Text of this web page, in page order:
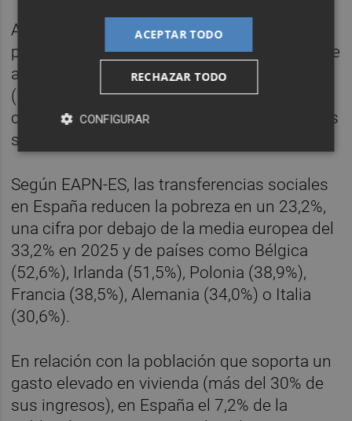
Asimismo, los hogares con hijos a cargo
presentan una mayor exposición (22,1%) que
aquellos formados por personas adultas
(19,8%). En el caso de España, casi tres de
cada diez personas en hogares con menores
se encuentran en esta situación.
Según EAPN-ES, las transferencias sociales
en España reducen la pobreza en un 23,2%,
una cifra por debajo de la media europea del
33,2% en 2025 y de países como Bélgica
(52,6%), Irlanda (51,5%), Polonia (38,9%),
Francia (38,5%), Alemania (34,0%) o Italia
(30,6%).
En relación con la población que soporta un
gasto elevado en vivienda (más del 30% de
sus ingresos), en España el 7,2% de la
ACEPTAR TODO
RECHAZAR TODO
CONFIGURAR